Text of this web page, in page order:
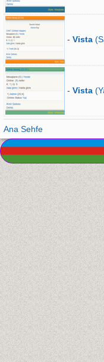
- Vista
- Vista
Ana Sehfe